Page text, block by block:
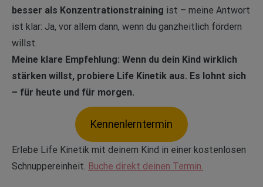
besser als Konzentrationstraining ist – meine Antwort
ist klar: Ja, vor allem dann, wenn du ganzheitlich fördern
willst.
Meine klare Empfehlung: Wenn du dein Kind wirklich
stärken willst, probiere Life Kinetik aus. Es lohnt sich
– für heute und für morgen.
Kennenlerntermin
Erlebe Life Kinetik mit deinem Kind in einer kostenlosen
Schnuppereinheit. Buche direkt deinen Termin.